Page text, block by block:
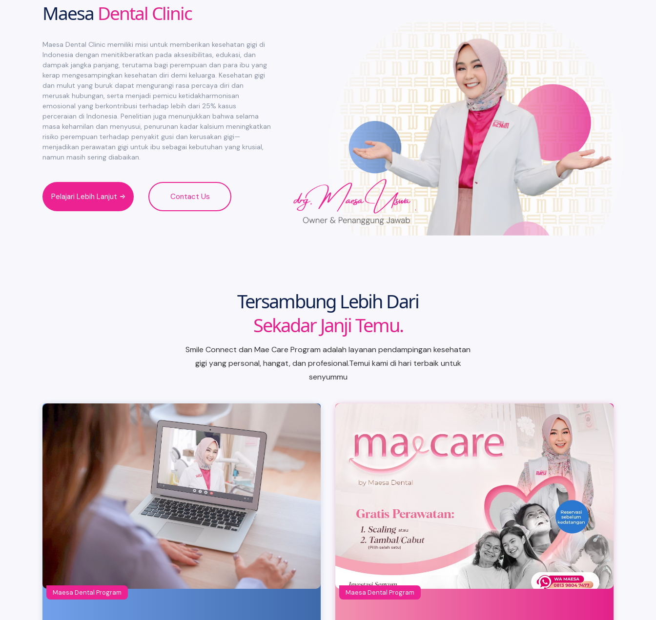
Maesa Dental Clinic
Maesa Dental Clinic memiliki misi untuk memberikan kesehatan gigi di
Indonesia dengan menitikberatkan pada aksesibilitas, edukasi, dan
dampak jangka panjang, terutama bagi perempuan dan para ibu yang
kerap mengesampingkan kesehatan diri demi keluarga. Kesehatan gigi
dan mulut yang buruk dapat mengurangi rasa percaya diri dan
merusak hubungan, serta menjadi pemicu ketidakharmonisan
emosional yang berkontribusi terhadap lebih dari 25% kasus
perceraian di Indonesia. Penelitian juga menunjukkan bahwa selama
masa kehamilan dan menyusui, penurunan kadar kalsium meningkatkan
risiko perempuan terhadap penyakit gusi dan kerusakan gigi—
menjadikan perawatan gigi untuk ibu sebagai kebutuhan yang krusial,
namun masih sering diabaikan.
Pelajari Lebih Lanjut Contact Us
Tersambung Lebih Dari
Sekadar Janji Temu.
Smile Connect dan Mae Care Program adalah layanan pendampingan kesehatan
gigi yang personal, hangat, dan profesional.Temui kami di hari terbaik untuk
senyummu
Maesa Dental Program Maesa Dental Program